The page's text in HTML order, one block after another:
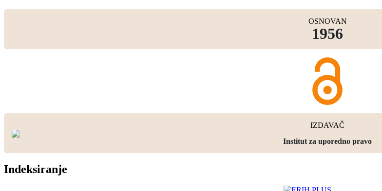
OSNOVAN
1956
IZDAVAČ
Institut za uporedno pravo
Indeksiranje